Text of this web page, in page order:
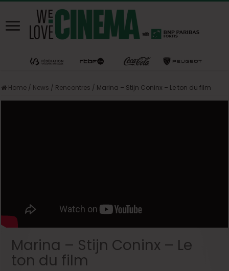
Home / News / Rencontres / Marina – Stijn Coninx – Le ton du film
Marina – Stijn Coninx – Le
ton du film